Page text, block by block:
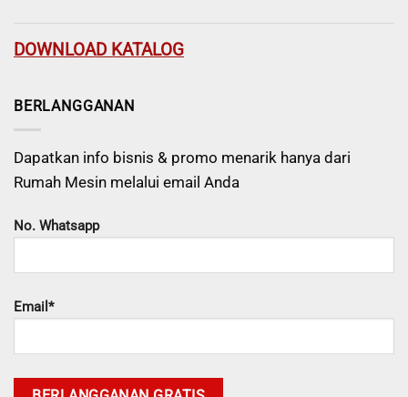
DOWNLOAD KATALOG
BERLANGGANAN
Dapatkan info bisnis & promo menarik hanya dari
Rumah Mesin melalui email Anda
No. Whatsapp
Email*